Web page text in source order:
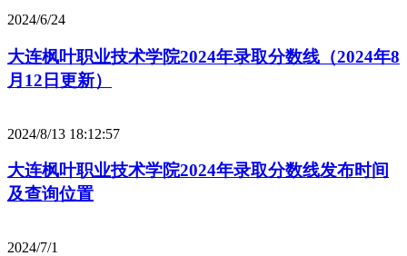
2024/6/24
大连枫叶职业技术学院2024年录取分数线（2024年8
月12日更新）
2024/8/13 18:12:57
大连枫叶职业技术学院2024年录取分数线发布时间
及查询位置
2024/7/1